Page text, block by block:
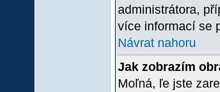
administrátora,
více informací se
Návrat nahoru
Jak zobrazím
Moľná, ľe jste